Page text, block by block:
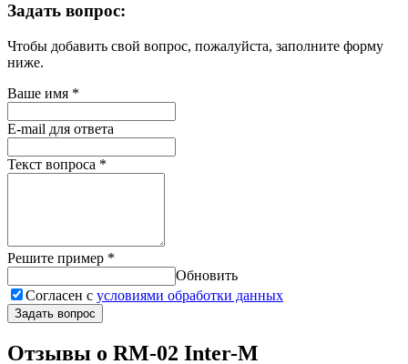
Задать вопрос:
Чтобы добавить свой вопрос, пожалуйста, заполните форму
ниже.
Ваше имя *
E-mail для ответа
Текст вопроса *
Решите пример *
Обновить
Согласен с условиями обработки данных
Задать вопрос
Отзывы о RM-02 Inter-M